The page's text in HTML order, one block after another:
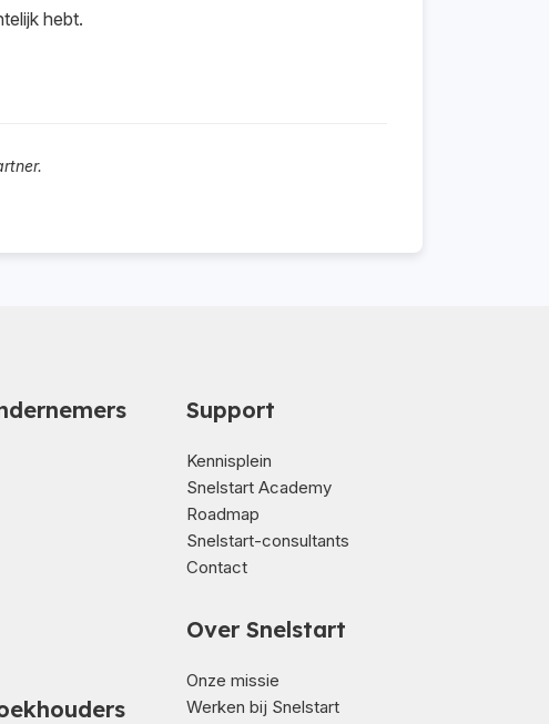
hebt.
Support
Kennisplein
Snelstart Academy
Roadmap
Snelstart-consultants
Contact
Over Snelstart
Onze missie
Werken bij Snelstart